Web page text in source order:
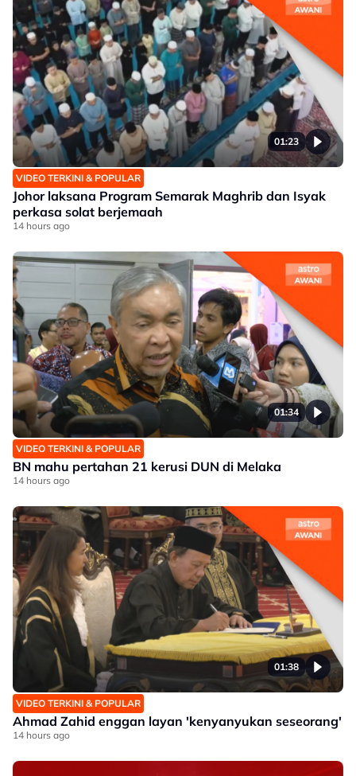
01:23
VIDEO TERKINI & POPULAR
Johor laksana Program Semarak Maghrib dan Isyak
perkasa solat berjemaah
14 hours ago
01:34
VIDEO TERKINI & POPULAR
BN mahu pertahan 21 kerusi DUN di Melaka
14 hours ago
01:38
VIDEO TERKINI & POPULAR
Ahmad Zahid enggan layan 'kenyanyukan seseorang'
14 hours ago